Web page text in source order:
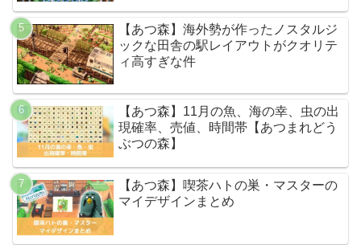
【あつ森】海外勢が作ったノスタルジ
ックな田舎の駅レイアウトがクオリテ
ィ高すぎな件
【あつ森】11月の魚、海の幸、虫の出
現確率、売値、時間帯【あつまれどう
ぶつの森】
【あつ森】喫茶ハトの巣・マスターの
マイデザインまとめ